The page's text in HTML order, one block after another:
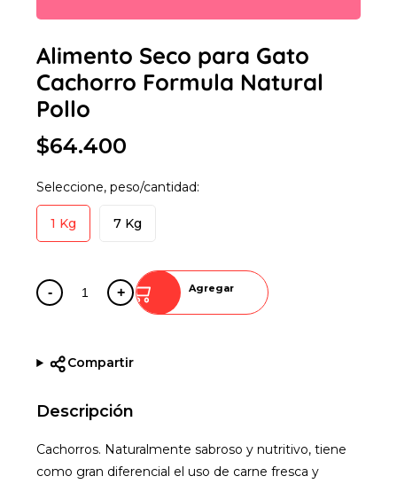
Alimento Seco para Gato
Cachorro Formula Natural
Pollo
$64.400
Seleccione, peso/cantidad:
1 Kg 7 Kg
- + Agregar
Compartir
Descripción
Cachorros. Naturalmente sabroso y nutritivo, tiene
como gran diferencial el uso de carne fresca y